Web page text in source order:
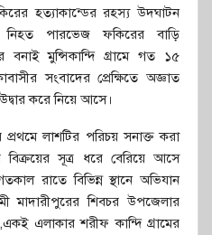
হত্যাকান্ডের রহস্য উদঘাটন
নিহত পারভেজ ফকিরের বাড়ি
বনাই মুন্সিকান্দি গ্রামে গত ১৫
সংবাদের প্রেক্ষিতে অজ্ঞাত
করে নিয়ে আসে।
লাশটির পরিচয় সনাক্ত করা
সূত্র ধরে বেরিয়ে আসে
রাতে বিভিন্ন স্থানে অভিযান
মাদারীপুরের শিবচর উপজেলার
এলাকার শরীফ কান্দি গ্রামের